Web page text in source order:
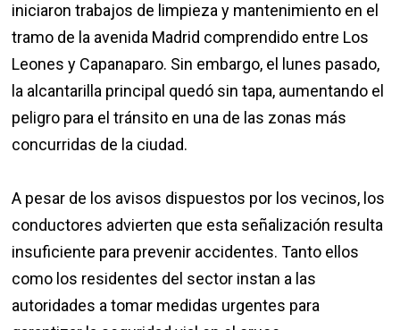
iniciaron trabajos de limpieza y mantenimiento en el
tramo de la avenida Madrid comprendido entre Los
Leones y Capanaparo. Sin embargo, el lunes pasado,
la alcantarilla principal quedó sin tapa, aumentando el
peligro para el tránsito en una de las zonas más
concurridas de la ciudad.
A pesar de los avisos dispuestos por los vecinos, los
conductores advierten que esta señalización resulta
insuficiente para prevenir accidentes. Tanto ellos
como los residentes del sector instan a las
autoridades a tomar medidas urgentes para